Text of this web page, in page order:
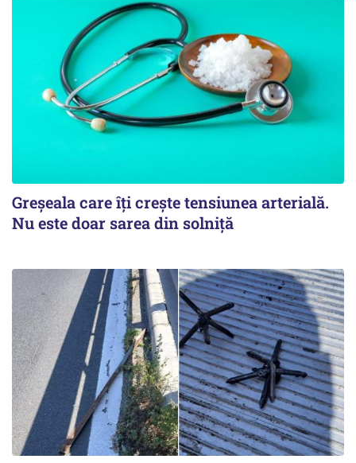
Greșeala care îți crește tensiunea arterială.
Nu este doar sarea din solniță